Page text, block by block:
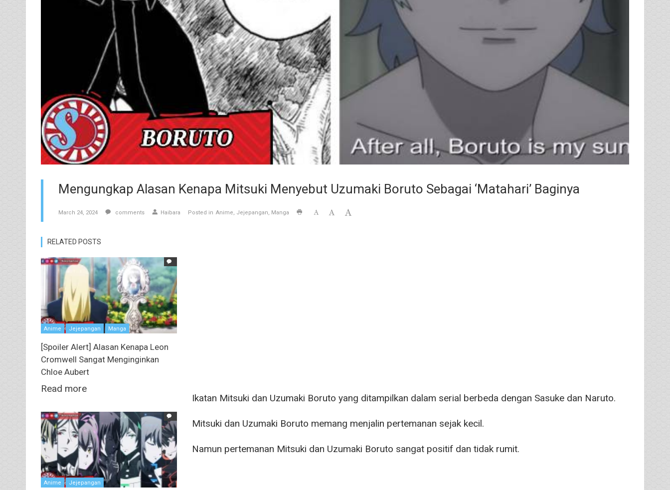
Mengungkap Alasan Kenapa Mitsuki Menyebut Uzumaki Boruto Sebagai ‘Matahari’ Baginya
March 24, 2024 comments Haibara Posted in Anime Jejepangan Manga
Ikatan Mitsuki dan Uzumaki Boruto yang ditampilkan dalam serial berbeda dengan Sasuke dan Naruto.
Mitsuki dan Uzumaki Boruto memang menjalin pertemanan sejak kecil.
Namun pertemanan Mitsuki dan Uzumaki Boruto sangat positif dan tidak rumit.
RELATED POSTS
Anime Jejepangan Manga
[Spoiler Alert] Alasan Kenapa Leon
Cromwell Sangat Menginginkan
Chloe Aubert
Read more
Anime Jejepangan